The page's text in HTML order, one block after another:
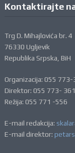
Kontaktirajte
Trg D. Mihajlovića br. 4
76330 Ugljevik
Republika Srpska, BiH
Organizacija: 055 773-
Direktor: 055 773- 361
Režija: 055 771 -556
E-mail redakcija:
E-mail direktor: